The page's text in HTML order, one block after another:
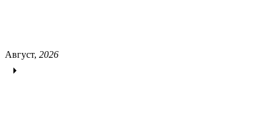
Август, 2026